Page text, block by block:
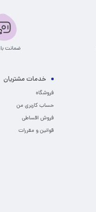
ضمانت
خدمات مشتریان
فروشگاه
حساب کاربری من
فروش اقساطی
قوانین و مقررات